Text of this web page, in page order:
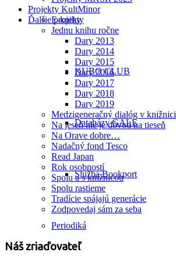
E-knihy
KUBO CLUB
Databázy GALE
Služba Bookport
Periodiká
Projekty KultMinor
Ďalšie projekty
Jednu knihu ročne
Dary 2013
Dary 2014
Dary 2015
Dary 2016
Dary 2017
Dary 2018
Dary 2019
Medzigeneračný dialóg v knižnici
Na jeseň nie je dôvod na tieseň
Na Orave dobre…
Nadačný fond Tesco
Read Japan
Rok osobností
Spolu a s knižnicou
Spolu rastieme
Tradície spájajú generácie
Zodpovedaj sám za seba
Náš zriaďovateľ